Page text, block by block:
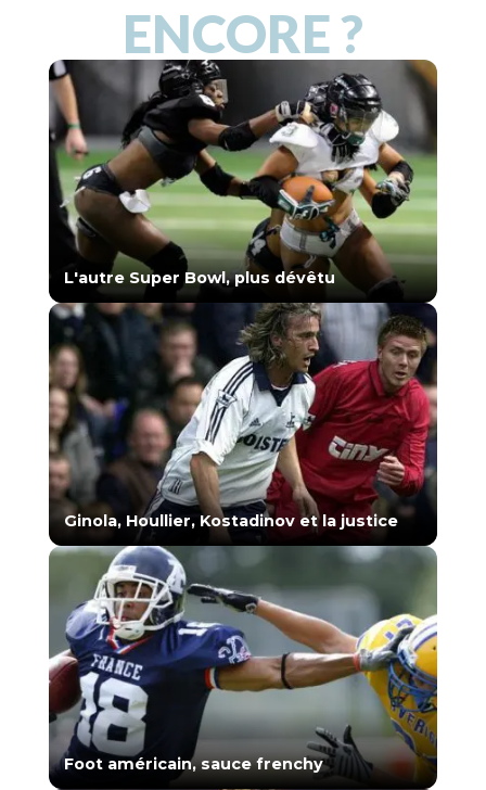
ENCORE ?
L'autre Super Bowl, plus dévêtu
Ginola, Houllier, Kostadinov et la justice
Foot américain, sauce frenchy